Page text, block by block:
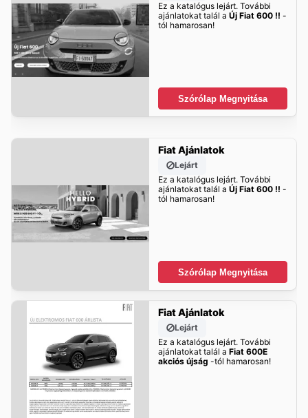
Ez a katalógus lejárt. További
ajánlatokat talál a Új Fiat 600 !! -
tól hamarosan!
Szórólap Megnyitása
Fiat Ajánlatok
Lejárt
Ez a katalógus lejárt. További
ajánlatokat talál a Új Fiat 600 !! -
tól hamarosan!
Szórólap Megnyitása
Fiat Ajánlatok
Lejárt
Ez a katalógus lejárt. További
ajánlatokat talál a Fiat 600E
akciós újság -tól hamarosan!